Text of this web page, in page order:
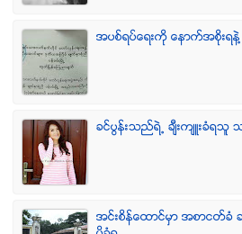
အပစ္ရပ္ေရးကို ေနာက္အစိုးရနဲ႔
ခင္ပြန္းသည္ရဲ႕ ခ်ီးက်ဴးခံရသူ သ
အင္းစိန္ေထာင္မွာ အစာငတ္ခံ ဆ